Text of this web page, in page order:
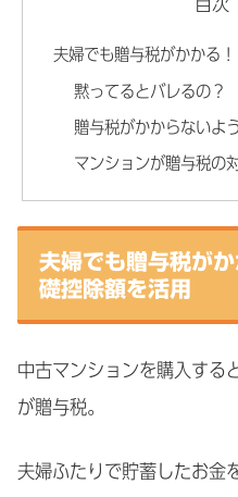
夫婦でも贈与税がかかる
黙ってるとバレるの？
贈与税がかからないよ
マンションが贈与税の
夫婦でも贈与税が
礎控除額を活用
中古マンションを購入する
が贈与税。
夫婦ふたりで貯蓄したお金